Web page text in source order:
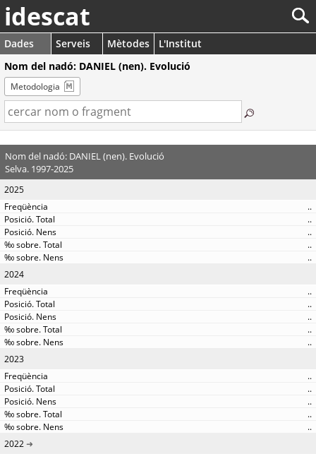
idescat
Dades Serveis Mètodes
L'Institut
Nom del nadó: DANIEL (nen). Evolució
Metodologia
Nom del nadó: DANIEL (nen). Evolució
Selva. 1997-2025
2025
..
..
..
..
..
2024
..
..
..
..
..
2023
..
..
..
..
..
2022